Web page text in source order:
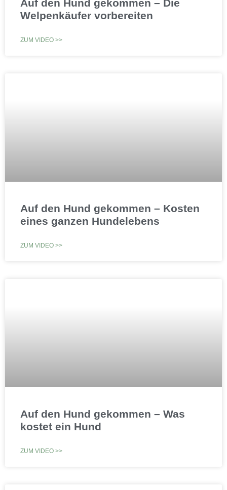
Auf den Hund gekommen – Die
Welpenkäufer vorbereiten
ZUM VIDEO >>
Auf den Hund gekommen – Kosten
eines ganzen Hundelebens
ZUM VIDEO >>
Auf den Hund gekommen – Was
kostet ein Hund
ZUM VIDEO >>